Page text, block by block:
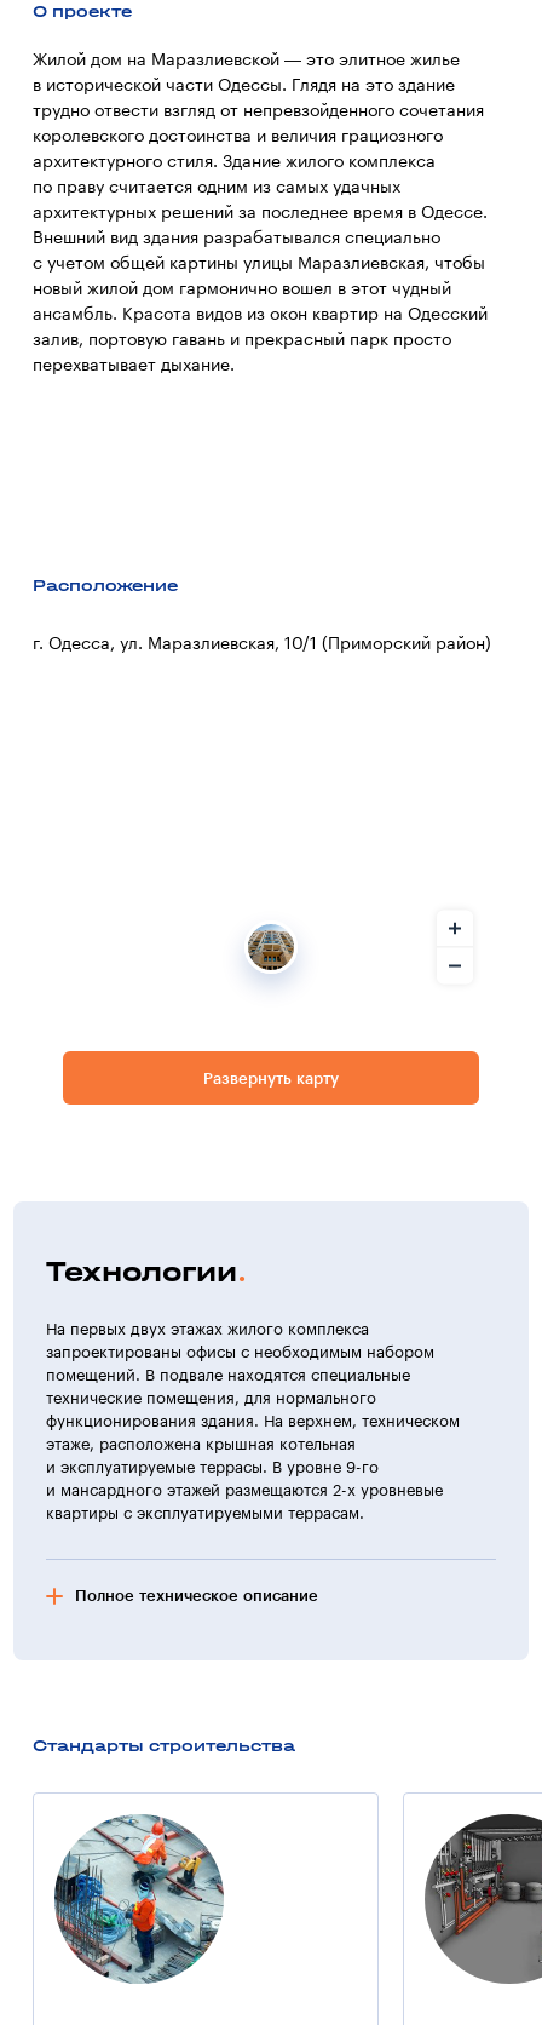
О проекте
Жилой дом на Маразлиевской — это элитное жилье
в исторической части Одессы. Глядя на это здание
трудно отвести взгляд от непревзойденного сочетания
королевского достоинства и величия грациозного
архитектурного стиля. Здание жилого комплекса
по праву считается одним из самых удачных
архитектурных решений за последнее время в Одессе.
Внешний вид здания разрабатывался специально
с учетом общей картины улицы Маразлиевская, чтобы
новый жилой дом гармонично вошел в этот чудный
ансамбль. Красота видов из окон квартир на Одесский
залив, портовую гавань и прекрасный парк просто
перехватывает дыхание.
Расположение
г. Одесса, ул. Маразлиевская, 10/1 (Приморский район)
Развернуть карту
Технологии
На первых двух этажах жилого комплекса
запроектированы офисы с необходимым набором
помещений. В подвале находятся специальные
технические помещения, для нормального
функционирования здания. На верхнем, техническом
этаже, расположена крышная котельная
и эксплуатируемые террасы. В уровне 9-го
и мансардного этажей размещаются 2-х уровневые
квартиры с эксплуатируемыми террасам.
Полное техническое описание
жесткости. Наружные стены выполняются из блоков
соответственно в зависимости от условий эксплуатации,
а также из кирпича. Фундаменты — свайные Кровля —
скатная, из металлочерепицы. Отделка поверхности
стен — фактурная покраска по грунтовому штукатурному
слою. Цоколь облицован мраморными плитами
терракотового цвета. Кол-во квартир — 25, в т. ч.:
однокомнатных — 6 двухкомнатных —
5 трехкомнатных — 8 четырехкомнатных —
Стандарты строительства